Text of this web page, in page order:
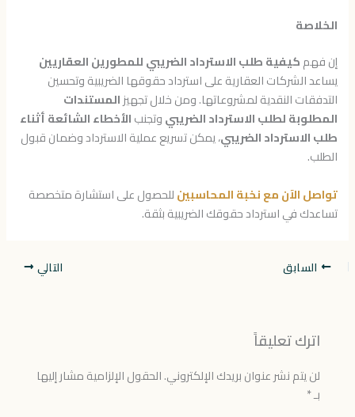
الخلاصة
إن فهمكيفية طلب الاسترداد الضريبي للمطورين العقاريين
يساعد الشركات العقارية على استرداد حقوقها الضريبية وتحسين
التدفقات النقدية لمشروعاتها. ومن خلال تجهيزالمستندات
المطلوبة لطلب الاسترداد الضريبيوتجنبالأخطاء الشائعة أثناء
طلب الاسترداد الضريبي، يمكن تسريع عملية الاسترداد وضمان قبول
الطلب.
تواصل الآن مع نخبة المحاسبينللحصول على استشارة متخصصة
تساعدك في استرداد حقوقك الضريبية بثقة.
السابق التالي
اترك تعليقاً
لن يتم نشر عنوان بريدك الإلكتروني.الحقول الإلزامية مشار إليها
بـ*